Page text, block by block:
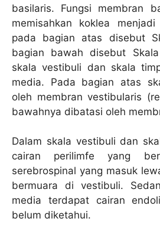
basilaris. Fungsi membran
memisahkan koklea
pada bagian atas disebut
bagian bawah disebut
skala vestibuli dan skala
media. Pada bagian atas
oleh membran vestibularis
bawahnya dibatasi oleh
Dalam skala vestibuli dan
cairan perilimfe yang
serebrospinal yang masuk
bermuara di vestibuli.
media terdapat cairan
belum diketahui.